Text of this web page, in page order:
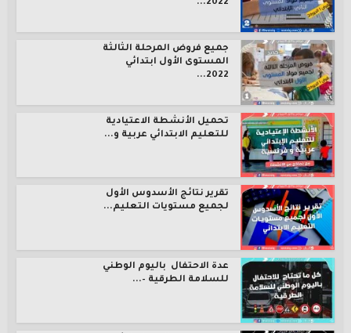
2022...
جميع فروض المرحلة الثالثة
المستوى الأول ابتدائي
2022...
تحميل الأنشطة الاعتيادية
للتعليم الابتدائي عربية و...
تقرير نتائج الأسدوس الأول
لجميع مستويات التعليم...
عدة الاحتفال باليوم الوطني
للسلامة الطرقية –...